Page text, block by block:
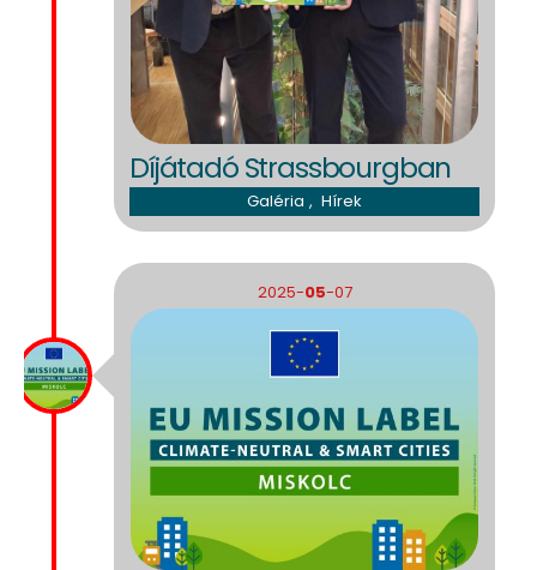
Díjátadó Strassbourgban
Galéria , Hírek
2025-05-07